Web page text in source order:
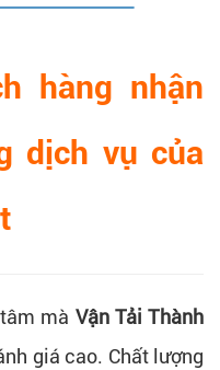
hàng nhận
dịch vụ của
mà Vận Tải Thành
giá cao. Chất lượng